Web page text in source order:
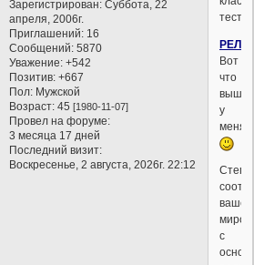
Зарегистрирован: Суббота, 22
апреля, 2006г.
Приглашений: 16
Сообщений: 5870
Уважение: +542
Позитив: +667
Пол: Мужской
Возраст: 45[1980-11-07]
Провел на форуме:
3 месяца 17 дней
Последний визит:
Воскресенье, 2 августа, 2026г. 22:12
тест:
Вот
что
вышло
у
меня.
с